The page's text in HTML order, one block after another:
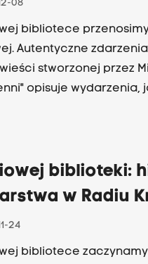
08
bibliotece
Autentyczne
stworzonej przez
opisuje wydarzenia,
i jakie miało to skutki
od poniedziałku do
biblioteki:
w Radiu
24
bibliotece